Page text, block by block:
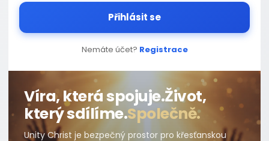
Přihlásit se
Nemáte účet? Registrace
Víra, která spojuje.Život,
který sdílíme.Společně.
Unity Christ je bezpečný prostor pro křesťanskou